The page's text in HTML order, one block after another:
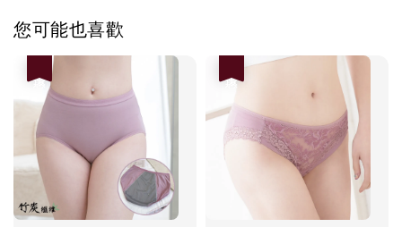
您可能也喜歡